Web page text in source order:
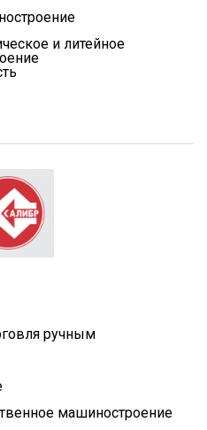
и литейное
ручным
машиностроение